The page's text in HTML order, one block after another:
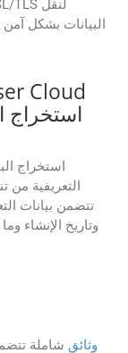
البيانات بشكل
استخراج
التعريفية من
تتضمن بيانات
وتاريخ الإنشاء
وثائق شاملة